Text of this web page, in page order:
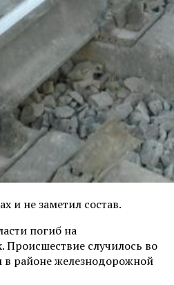
и не заметил состав.
погиб на
Происшествие случилось во
районе железнодорожной